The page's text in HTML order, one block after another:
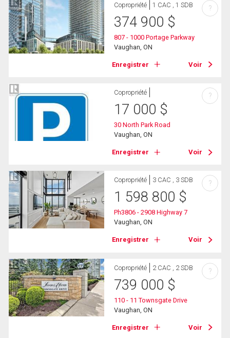
Copropriété 1 CAC , 1 SDB
374 900 $
807 - 1000 Portage Parkway
Vaughan, ON
Enregistrer Voir
?
Copropriété
17 000 $
30 North Park Road
Vaughan, ON
Enregistrer Voir
?
Copropriété 3 CAC , 3 SDB
1 598 800 $
Ph3806 - 2908 Highway 7
Vaughan, ON
Enregistrer Voir
?
Copropriété 2 CAC , 2 SDB
739 000 $
110 - 11 Townsgate Drive
Vaughan, ON
Enregistrer Voir
?